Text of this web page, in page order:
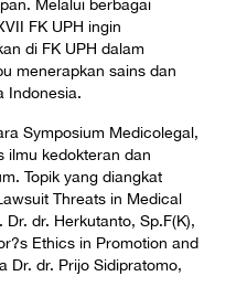
Melalui berbagai
FK UPH ingin
di FK UPH dalam
menerapkan sains dan
Indonesia.
Symposium Medicolegal,
ilmu kedokteran dan
Topik yang diangkat
Threats in Medical
dr. Herkutanto, Sp.F(K),
Ethics in Promotion and
Dr. dr. Prijo Sidipratomo,